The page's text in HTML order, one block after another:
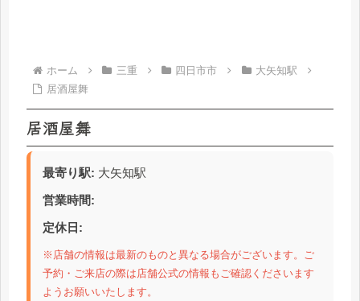
ホーム 三重 四日市市
大矢知駅
居酒屋舞
居酒屋舞
最寄り駅: 大矢知駅
営業時間:
定休日:
※店舗の情報は最新のものと異なる場合がございます。ご
予約・ご来店の際は店舗公式の情報もご確認くださいます
ようお願いいたします。